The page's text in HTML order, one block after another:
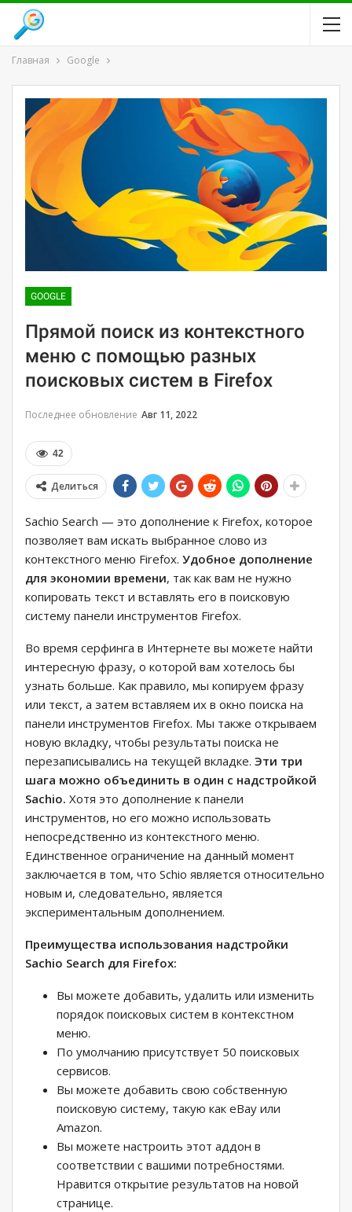
Главная Google
GOOGLE
Прямой поиск из контекстного
меню с помощью разных
поисковых систем в Firefox
Последнее обновление Авг 11, 2022
42
Делиться
Sachio Search — это дополнение к Firefox, которое
позволяет вам искать выбранное слово из
контекстного меню Firefox. Удобное дополнение
для экономии времени, так как вам не нужно
копировать текст и вставлять его в поисковую
систему панели инструментов Firefox.
Во время серфинга в Интернете вы можете найти
интересную фразу, о которой вам хотелось бы
узнать больше. Как правило, мы копируем фразу
или текст, а затем вставляем их в окно поиска на
панели инструментов Firefox. Мы также открываем
новую вкладку, чтобы результаты поиска не
перезаписывались на текущей вкладке. Эти три
шага можно объединить в один с надстройкой
Sachio. Хотя это дополнение к панели
инструментов, но его можно использовать
непосредственно из контекстного меню.
Единственное ограничение на данный момент
заключается в том, что Schio является относительно
новым и, следовательно, является
экспериментальным дополнением.
Преимущества использования надстройки
Sachio Search для Firefox:
Вы можете добавить, удалить или изменить
порядок поисковых систем в контекстном
меню.
По умолчанию присутствует 50 поисковых
сервисов.
Вы можете добавить свою собственную
поисковую систему, такую ​​как eBay или
Amazon.
Вы можете настроить этот аддон в
соответствии с вашими потребностями.
Нравится открытие результатов на новой
странице.